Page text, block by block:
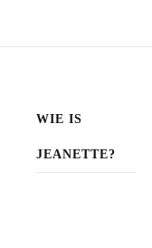
WIE IS
JEANETTE?